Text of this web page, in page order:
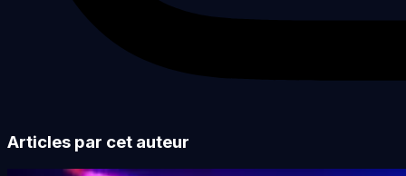
Articles par cet auteur